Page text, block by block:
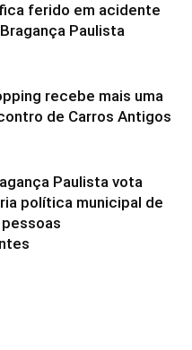
ferido em acidente
Paulista
recebe mais uma
de Carros Antigos
Paulista vota
política municipal de